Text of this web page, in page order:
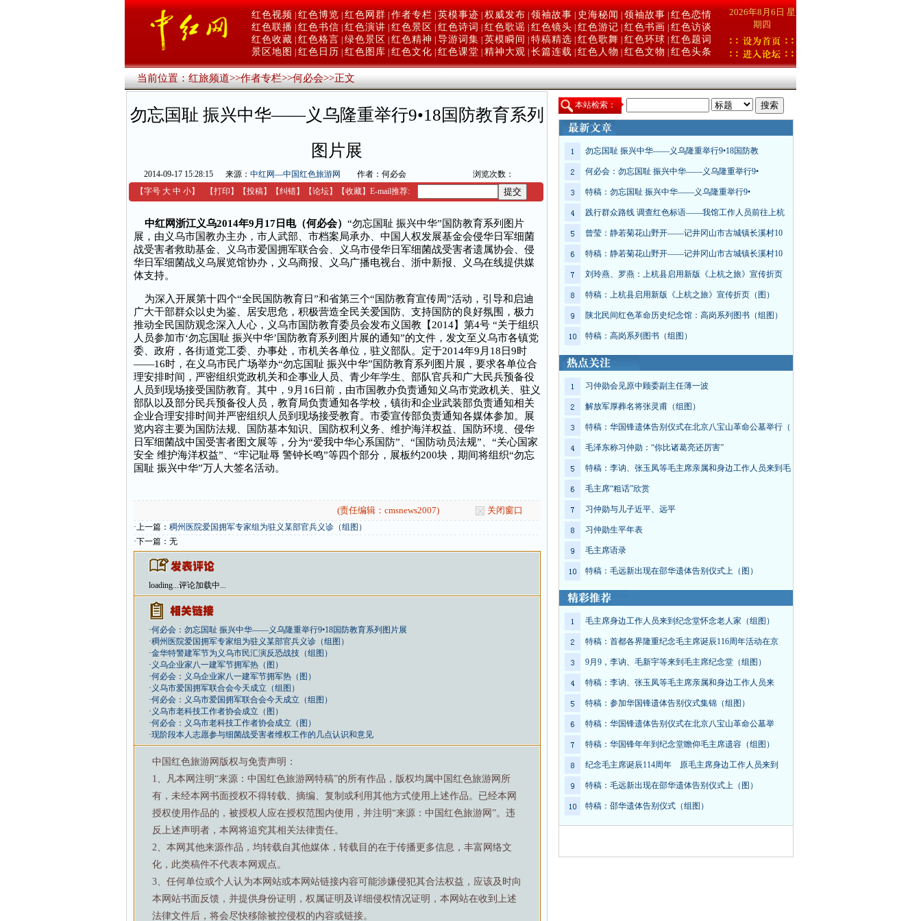
红色视频 红色博览 红色网群 作者专栏 英模事迹 权威发布 领袖故事 史海秘闻 领袖故事 红色恋情
红色联播 红色书信 红色演讲 红色景区 红色诗词 红色歌谣 红色镜头 红色游记 红色书画
红色访谈
红色收藏 红色格言 绿色景区 红色精神 导游词集 英模瞬间 特稿精选 红色歌舞 红色环球 红色题词
景区地图
红色日历 红色图库 红色文化 红色课堂 精神大观 长篇连载 红色人物 红色文物 红色头条
2026年8月6日 星
期四
当前位置：红旅频道>>作者专栏>>何必会>>正文
勿忘国耻 振兴中华——义乌隆重举行9•18国防教育系列
图片展
2014-09-17 15:28:15 来源： 中红网—中国红色旅游网 作者：何必会
浏览次数：
【字号 大 中 小】 【打印 】 【投稿】 【纠错】 【论坛】 【收藏】 E-mail推荐:
中红网浙江义乌2014年9月17日电（何必会） “勿忘国耻 振兴中华”国防教育系列图片
展，由义乌市国教办主办，市人武部、市档案局承办、中国人权发展基金会侵华日军细菌
战受害者救助基金、义乌市爱国拥军联合会、义乌市侵华日军细菌战受害者遗属协会、侵
华日军细菌战义乌展览馆协办，义乌商报、义乌广播电视台、浙中新报、义乌在线提供媒
体支持。
为深入开展第十四个“全民国防教育日”和省第三个“国防教育宣传周”活动，引导和启迪
广大干部群众以史为鉴、居安思危，积极营造全民关爱国防、支持国防的良好氛围，极力
推动全民国防观念深入人心，义乌市国防教育委员会发布义国教【2014】第4号 “关于组织
人员参加市‘勿忘国耻 振兴中华’国防教育系列图片展的通知”的文件，发文至义乌市各镇党
委、政府，各街道党工委、办事处，市机关各单位，驻义部队。定于2014年9月18日9时
——16时，在义乌市民广场举办“勿忘国耻 振兴中华”国防教育系列图片展，要求各单位合
理安排时间，严密组织党政机关和企事业人员、青少年学生、部队官兵和广大民兵预备役
人员到现场接受国防教育。其中，9月16日前，由市国教办负责通知义乌市党政机关、驻义
部队以及部分民兵预备役人员，教育局负责通知各学校，镇街和企业武装部负责通知相关
企业合理安排时间并严密组织人员到现场接受教育。市委宣传部负责通知各媒体参加。展
览内容主要为国防法规、国防基本知识、国防权利义务、维护海洋权益、国防环境、侵华
日军细菌战中国受害者图文展等，分为“爱我中华心系国防”、“国防动员法规”、“关心国家
安全 维护海洋权益”、“牢记耻辱 警钟长鸣”等四个部分，展板约200块，期间将组织“勿忘
国耻 振兴中华”万人大签名活动。
(责任编辑：cmsnews2007) 关闭窗口
·上一篇： 稠州医院爱国拥军专家组为驻义某部官兵义诊（组图）
·下一篇：无
loading...评论加载中...
·何必会：勿忘国耻 振兴中华——义乌隆重举行9•18国防教育系列图片展
·稠州医院爱国拥军专家组为驻义某部官兵义诊（组图）
·金华特警建军节为义乌市民汇演反恐战技（组图）
· 义乌企业家八一建军节拥军热（图）
·何必会：义乌企业家八一建军节拥军热（图）
· 义乌市爱国拥军联合会今天成立（组图）
·何必会：义乌市爱国拥军联合会今天成立（组图）
· 义乌市老科技工作者协会成立（图）
·何必会：义乌市老科技工作者协会成立（图）
·现阶段本人志愿参与细菌战受害者维权工作的几点认识和意见
中国红色旅游网版权与免责声明：
1、凡本网注明“来源：中国红色旅游网特稿”的所有作品，版权均属中国红色旅游网所
有，未经本网书面授权不得转载、摘编、复制或利用其他方式使用上述作品。已经本网
授权使用作品的，被授权人应在授权范围内使用，并注明“来源：中国红色旅游网”。违
反上述声明者，本网将追究其相关法律责任。
2、本网其他来源作品，均转载自其他媒体，转载目的在于传播更多信息，丰富网络文
化，此类稿件不代表本网观点。
3、任何单位或个人认为本网站或本网站链接内容可能涉嫌侵犯其合法权益，应该及时向
本网站书面反馈，并提供身份证明，权属证明及详细侵权情况证明，本网站在收到上述
法律文件后，将会尽快移除被控侵权的内容或链接。
本站检索：
勿忘国耻 振兴中华——义乌隆重举行9•18国防教
何必会：勿忘国耻 振兴中华——义乌隆重举行9•
特稿：勿忘国耻 振兴中华——义乌隆重举行9•
践行群众路线 调查红色标语——我馆工作人员前往上杭
曾莹：静若菊花山野开——记井冈山市古城镇长溪村10
特稿：静若菊花山野开——记井冈山市古城镇长溪村10
刘玲燕、罗燕：上杭县启用新版《上杭之旅》宣传折页
特稿：上杭县启用新版《上杭之旅》宣传折页（图）
陕北民间红色革命历史纪念馆：高岗系列图书（组图）
特稿：高岗系列图书（组图）
习仲勋会见原中顾委副主任薄一波
解放军厚葬名将张灵甫（组图）
特稿：华国锋遗体告别仪式在北京八宝山革命公墓举行（
毛泽东称习仲勋：“你比诸葛亮还厉害”
特稿：李讷、张玉凤等毛主席亲属和身边工作人员来到毛
毛主席“粗话”欣赏
习仲勋与儿子近平、远平
习仲勋生平年表
毛主席语录
特稿：毛远新出现在邵华遗体告别仪式上（图）
毛主席身边工作人员来到纪念堂怀念老人家（组图）
特稿：首都各界隆重纪念毛主席诞辰116周年活动在京
9月9，李讷、毛新宇等来到毛主席纪念堂（组图）
特稿：李讷、张玉凤等毛主席亲属和身边工作人员来
特稿：参加华国锋遗体告别仪式集锦（组图）
特稿：华国锋遗体告别仪式在北京八宝山革命公墓举
特稿：华国锋年年到纪念堂瞻仰毛主席遗容（组图）
纪念毛主席诞辰114周年 原毛主席身边工作人员来到
特稿：毛远新出现在邵华遗体告别仪式上（图）
特稿：邵华遗体告别仪式（组图）